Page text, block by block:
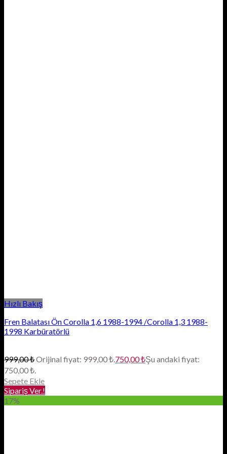
Hızlı Bakış
Fren Balatası Ön Corolla 1,6 1988-1994 /Corolla 1,3 1988-
1998 Karbüratörlü
999,00₺Orijinal fiyat: 999,00 ₺. 750,00₺Şu andaki fiyat:
750,00 ₺.
Sepete Ekle
Sipariş Ver.!
17%